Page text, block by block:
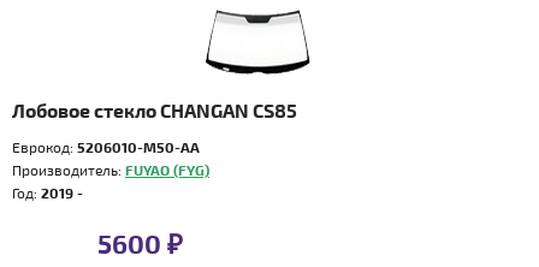
Лобовое стекло CHANGAN CS85
Еврокод: 5206010-M50-AA
Производитель: FUYAO (FYG)
Год: 2019 -
5600 ₽